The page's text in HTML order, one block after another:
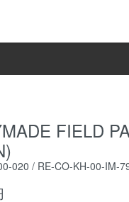
FIELD
020 / RE-CO-KH-00-IM-